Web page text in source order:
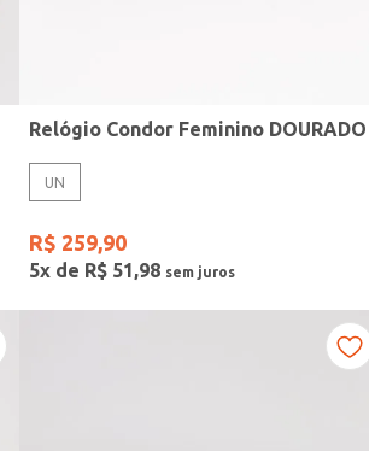
Relógio Condor Feminino DOURADO
UN
R$ 259,90
5x de R$ 51,98